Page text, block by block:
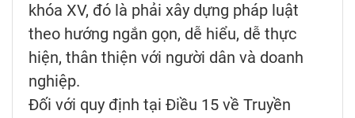
khóa XV, đó là phải xây dựng pháp luật
theo hướng ngắn gọn, dễ hiểu, dễ thực
hiện, thân thiện với người dân và doanh
nghiệp.
Đối với quy định tại Điều 15 về Truyền